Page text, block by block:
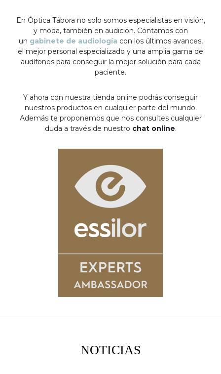
En Óptica Tábora no solo somos especialistas en visión,
y moda, también en audición. Contamos con
un gabinete de audiología con los últimos avances,
el mejor personal especializado y una amplia gama de
audífonos para conseguir la mejor solución para cada
paciente.
Y ahora con nuestra tienda online podrás conseguir
nuestros productos en cualquier parte del mundo.
Además te proponemos que nos consultes cualquier
duda a través de nuestro chat online.
NOTICIAS